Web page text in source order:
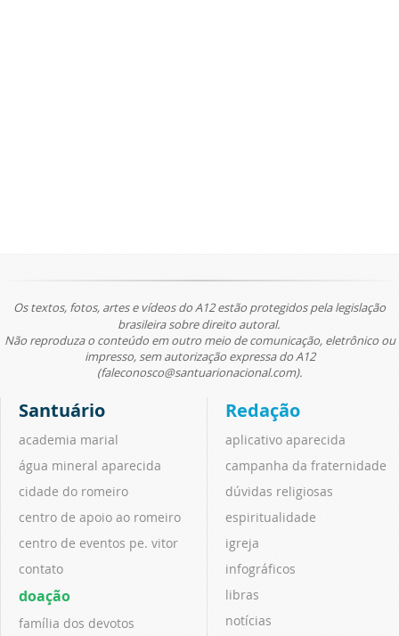
Os textos, fotos, artes e vídeos do A12 estão protegidos pela legislação
brasileira sobre direito autoral.
Não reproduza o conteúdo em outro meio de comunicação, eletrônico ou
impresso, sem autorização expressa do A12
(faleconosco@santuarionacional.com).
Santuário
academia marial
água mineral aparecida
cidade do romeiro
centro de apoio ao romeiro
centro de eventos pe. vitor
contato
doação
família dos devotos
Redação
aplicativo aparecida
campanha da fraternidade
dúvidas religiosas
espiritualidade
igreja
infográficos
libras
notícias